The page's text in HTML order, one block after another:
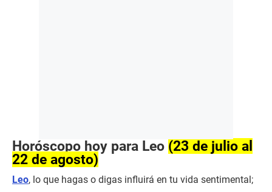
Horóscopo hoy para Leo (23 de julio al
22 de agosto)
Leo, lo que hagas o digas influirá en tu vida sentimental;